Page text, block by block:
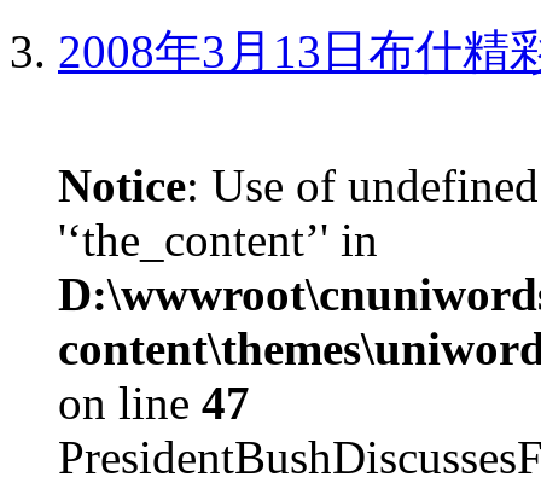
2008年3月13日布什精
Notice: Use of
'‘the_content’' in
on line 47